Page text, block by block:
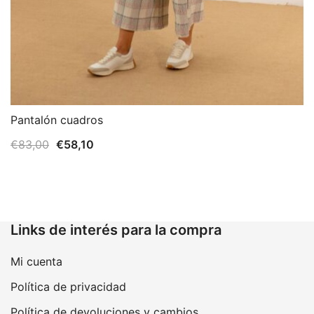
Pantalón cuadros
€83,00 El
€58,10
Links de interés para la compra
Mi cuenta
Política de privacidad